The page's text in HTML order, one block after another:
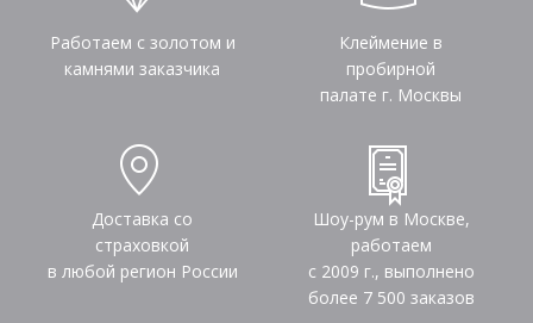
Работаем с золотом и
камнями заказчика
Клеймение в
пробирной
палате г. Москвы
Доставка со
страховкой
в любой регион России
Шоу-рум в Москве,
работаем
с 2009 г., выполнено
более 7 500 заказов